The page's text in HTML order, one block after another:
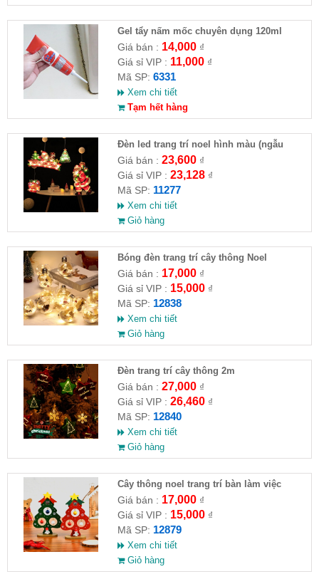
Gel tẩy nấm mốc chuyên dụng 120ml
Giá bán : 14,000₫
Giá sỉ VIP : 11,000₫
Mã SP: 6331
Xem chi tiết
Tạm hết hàng
Đèn led trang trí noel hình màu (ngẫu
nhiên)
Giá bán : 23,600₫
Giá sỉ VIP : 23,128₫
Mã SP: 11277
Xem chi tiết
Giỏ hàng
Bóng đèn trang trí cây thông Noel
Giá bán : 17,000₫
Giá sỉ VIP : 15,000₫
Mã SP: 12838
Xem chi tiết
Giỏ hàng
Đèn trang trí cây thông 2m
Giá bán : 27,000₫
Giá sỉ VIP : 26,460₫
Mã SP: 12840
Xem chi tiết
Giỏ hàng
Cây thông noel trang trí bàn làm việc
Giá bán : 17,000₫
Giá sỉ VIP : 15,000₫
Mã SP: 12879
Xem chi tiết
Giỏ hàng